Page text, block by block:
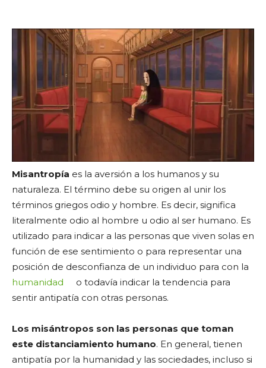
Misantropía es la aversión a los humanos y su
naturaleza. El término debe su origen al unir los
términos griegos odio y hombre. Es decir, significa
literalmente odio al hombre u odio al ser humano. Es
utilizado para indicar a las personas que viven solas en
función de ese sentimiento o para representar una
posición de desconfianza de un individuo para con la
humanidad
o todavía indicar la tendencia para
sentir antipatía con otras personas.
Los misántropos son las personas que toman
este distanciamiento humano. En general, tienen
antipatía por la humanidad y las sociedades, incluso si